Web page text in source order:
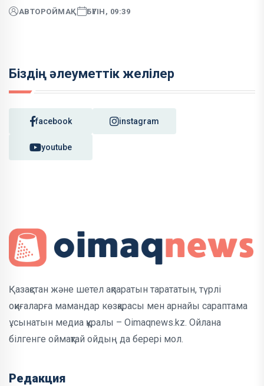
АВТОРОЙМАҚ БҮГІН, 09:39
Біздің әлеуметтік желілер
facebook instagram
youtube
Қазақстан және шетел ақпаратын тарататын, түрлі
оқиғаларға мамандар көзқарасы мен арнайы сараптама
ұсынатын медиа құралы – Oimaqnews.kz. Ойлана
білгенге оймақтай ойдың да берері мол.
Редакция